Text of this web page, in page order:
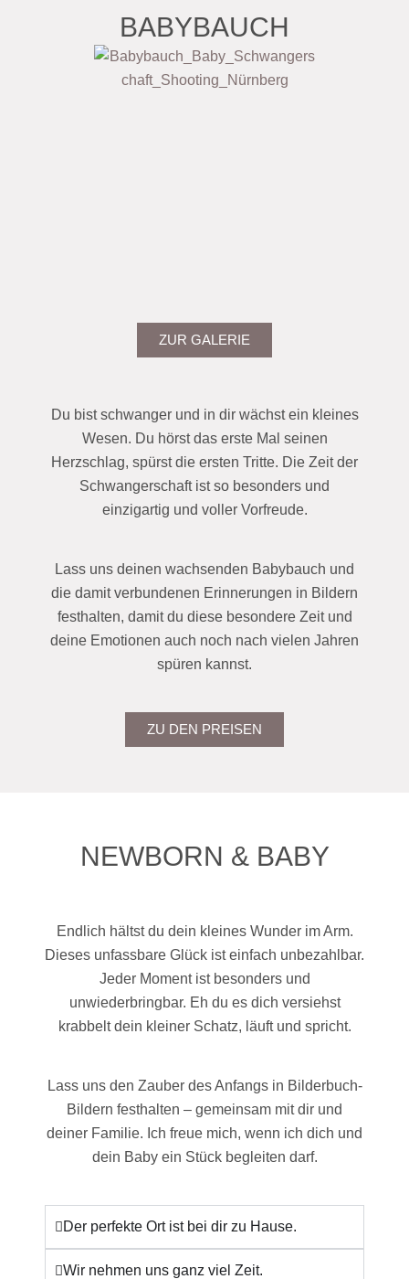
BABYBAUCH
ZUR GALERIE
Du bist schwanger und in dir wächst ein kleines
Wesen. Du hörst das erste Mal seinen
Herzschlag, spürst die ersten Tritte. Die Zeit der
Schwangerschaft ist so besonders und
einzigartig und voller Vorfreude.
Lass uns deinen wachsenden Babybauch und
die damit verbundenen Erinnerungen in Bildern
festhalten, damit du diese besondere Zeit und
deine Emotionen auch noch nach vielen Jahren
spüren kannst.
ZU DEN PREISEN
NEWBORN & BABY
Endlich hältst du dein kleines Wunder im Arm.
Dieses unfassbare Glück ist einfach unbezahlbar.
Jeder Moment ist besonders und
unwiederbringbar. Eh du es dich versiehst
krabbelt dein kleiner Schatz, läuft und spricht.
Lass uns den Zauber des Anfangs in Bilderbuch-
Bildern festhalten – gemeinsam mit dir und
deiner Familie. Ich freue mich, wenn ich dich und
dein Baby ein Stück begleiten darf.
Der perfekte Ort ist bei dir zu Hause.
Wir nehmen uns ganz viel Zeit.